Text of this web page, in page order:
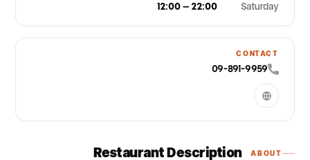
Saturday
12:00 – 22:00
CONTACT
09-891-9959
ABOUT
Restaurant Description